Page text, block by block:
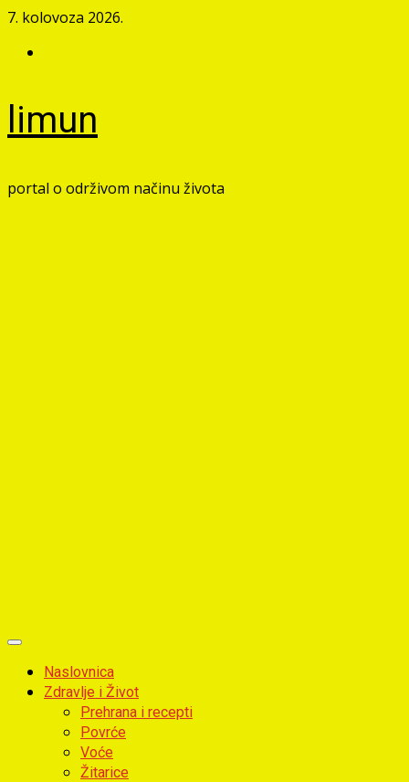
Skip
content
7. kolovoza 2026.
limun
portal o održivom načinu života
Primary
MenuNaslovnica
Zdravlje i Život
Prehrana i recepti
Povrće
Voće
Žitarice